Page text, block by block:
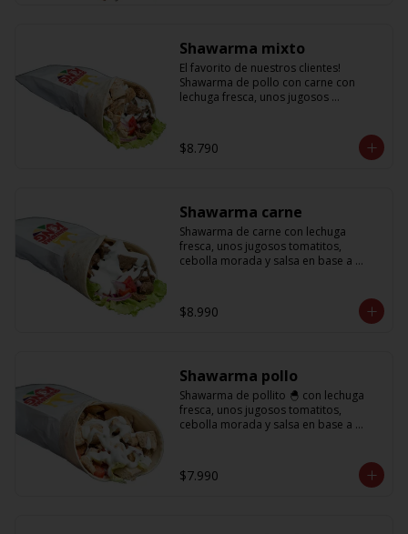
Shawarma mixto
El favorito de nuestros clientes!
Shawarma de pollo con carne con
lechuga fresca, unos jugosos
$8.790
Shawarma carne
Shawarma de carne con lechuga
fresca, unos jugosos tomatitos,
cebolla morada y salsa en base a
$8.990
Shawarma pollo
Shawarma de pollito 🐣 con lechuga
fresca, unos jugosos tomatitos,
cebolla morada y salsa en base a
$7.990